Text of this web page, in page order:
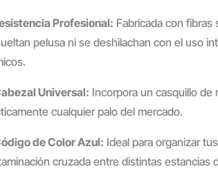
Profesional: Fabricada con
pelusa ni se deshilachan con el uso
Universal: Incorpora un casquillo de
cualquier palo del mercado.
de Color Azul: Ideal para organizar
cruzada entre distintas estancias